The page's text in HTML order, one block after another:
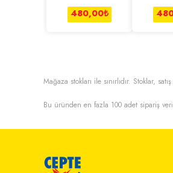
480,00₺
Mağaza stokları ile sınırlıdır. Stoklar,
Bu üründen en fazla 100 adet sipariş